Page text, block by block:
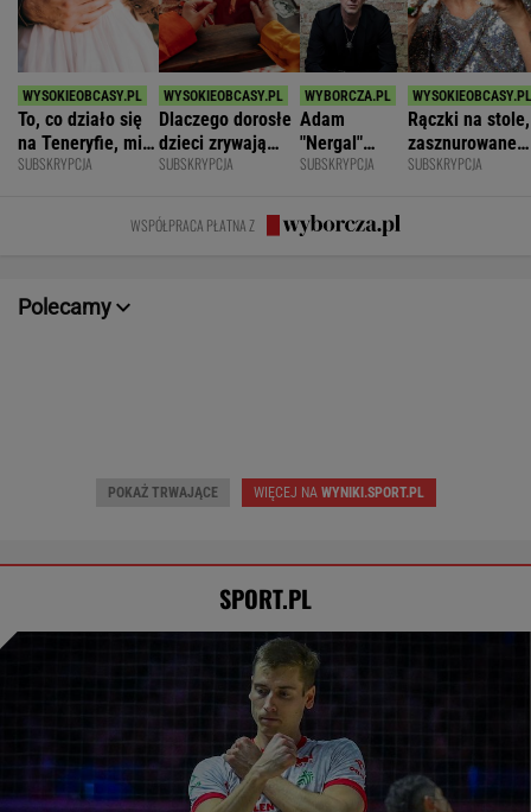
To, co działo się
na Teneryfie, mi
się należało. Nie
SUBSKRYPCJA
Dlaczego dorosłe
dzieci zrywają
kontakt z
SUBSKRYPCJA
Adam
"Nergal"
Darski: Ja
terapię, a
większość
SUBSKRYPCJA
Rączki na stole,
zasznurowane
usta. Byłam
SUBSKRYPCJA
WSPÓŁPRACA PŁATNA Z
Polecamy
POKAŻ TRWAJĄCE WIĘCEJ NA WYNIKI.SPORT.PL
SPORT.PL